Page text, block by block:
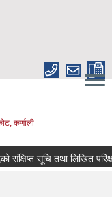
कर्णाली
सूचि तथा लिखित परिक्षा